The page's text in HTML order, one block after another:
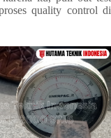
quality control di